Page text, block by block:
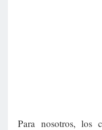
Para nosotros, los